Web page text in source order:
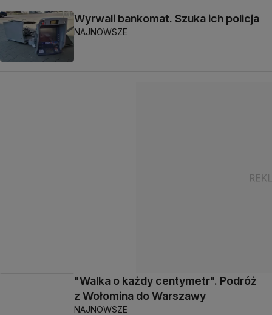
Wyrwali bankomat. Szuka ich policja
NAJNOWSZE
"Walka o każdy centymetr". Podróż
z Wołomina do Warszawy
NAJNOWSZE